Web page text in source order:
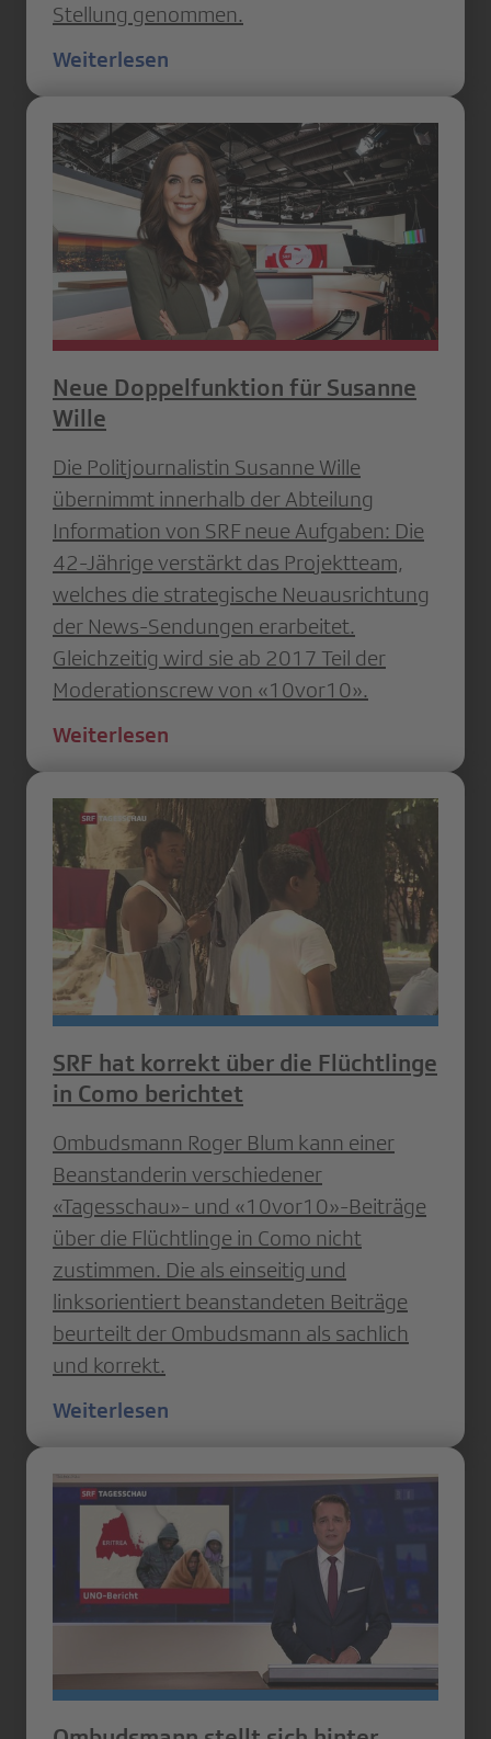
Stellung genommen.
Weiterlesen
Neue Doppelfunktion für Susanne
Wille
Die Politjournalistin Susanne Wille
übernimmt innerhalb der Abteilung
Information von SRF neue Aufgaben: Die
42-Jährige verstärkt das Projektteam,
welches die strategische Neuausrichtung
der News-Sendungen erarbeitet.
Gleichzeitig wird sie ab 2017 Teil der
Moderationscrew von «10vor10».
Weiterlesen
SRF hat korrekt über die Flüchtlinge
in Como berichtet
Ombudsmann Roger Blum kann einer
Beanstanderin verschiedener
«Tagesschau»- und «10vor10»-Beiträge
über die Flüchtlinge in Como nicht
zustimmen. Die als einseitig und
linksorientiert beanstandeten Beiträge
beurteilt der Ombudsmann als sachlich
und korrekt.
Weiterlesen